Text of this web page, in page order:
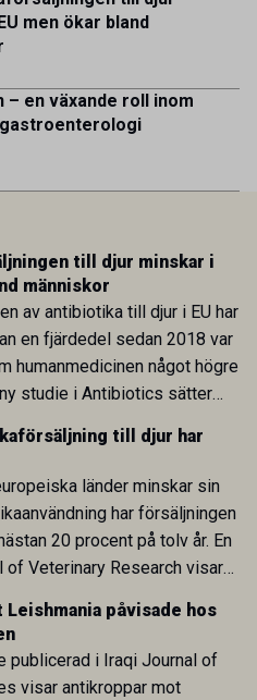
men ökar bland
– en växande roll inom
till djur minskar i
människor
av antibiotika till djur i EU har
en fjärdedel sedan 2018 var
humanmedicinen något högre
studie i Antibiotics sätter
båda sektorerna sida vid
obalans i EU:s One Health-
till djur har
länder minskar sin
har försäljningen
20 procent på tolv år. En
of Veterinary Research visar
som
stor.
påvisade hos
publicerad i Iraqi Journal of
visar antikroppar mot